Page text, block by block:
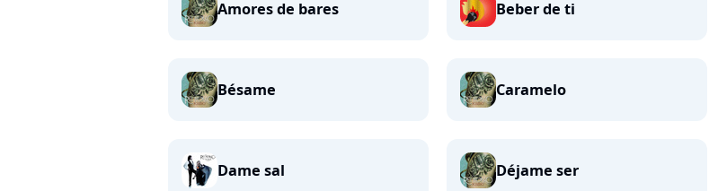
Amores de bares Beber de ti
Bésame Caramelo
Dame sal Déjame ser